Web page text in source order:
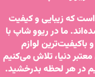
که زیبایی و کیفیت
ما در ریوو شاپ با
باکیفیت‌ترین لوازم
معتبر دنیا، تلاش می‌کنیم
در هر لحظه بدرخشید.